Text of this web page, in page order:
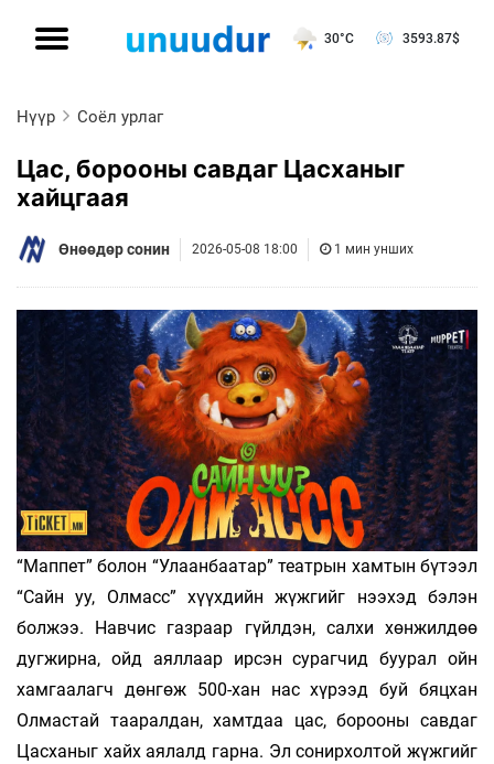
30°C 3593.87$
Нүүр Соёл урлаг
Цас, борооны савдаг Цасханыг
хайцгаая
Өнөөдөр сонин 2026-05-08 18:00 1 мин унших
“Маппет” болон “Улаанбаатар” театрын хамтын бүтээл
“Сайн уу, Олмасс” хүүхдийн жүжгийг нээхэд бэлэн
болжээ. Навчис газраар гүйлдэн, салхи хөнжилдөө
дугжирна, ойд аяллаар ирсэн сурагчид буурал ойн
хамгаалагч дөнгөж 500-хан нас хүрээд буй бяцхан
Олмастай тааралдан, хамтдаа цас, борооны савдаг
Цасханыг хайх аялалд гарна. Эл сонирхолтой жүжгийг